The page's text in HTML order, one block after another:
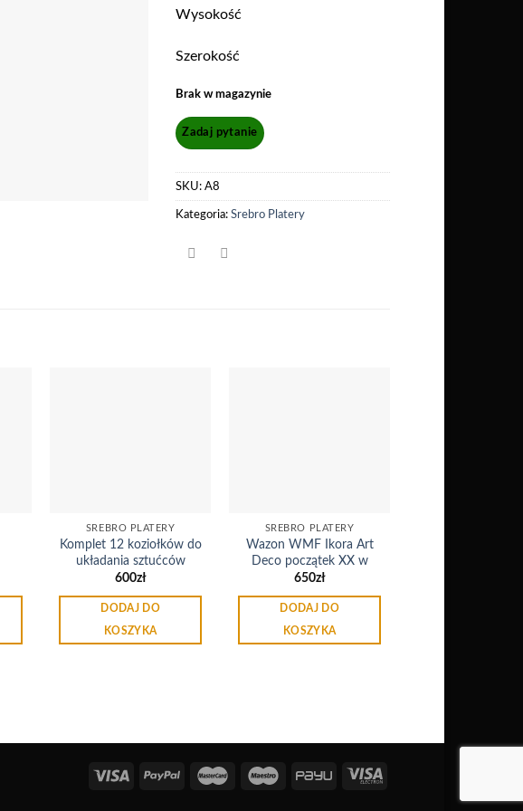
Wysokość
Szerokość
Brak w magazynie
SKU: A8
Kategoria: Srebro Platery
SREBRO PLATERY
Komplet 12 koziołków do
układania sztućców
600zł
DODAJ DO
KOSZYKA
SREBRO PLATERY
Wazon WMF Ikora Art
Deco początek XX w
650zł
DODAJ DO
KOSZYKA